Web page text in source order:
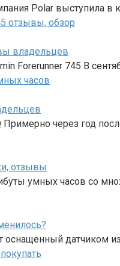
Polar выступила в
владельцев
Forerunner 745 В
через год
отзывы
умных часов со
оснащенный датчиком